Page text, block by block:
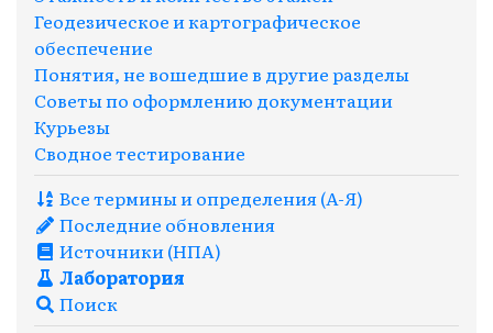
Геодезическое и картографическое
обеспечение
Понятия, не вошедшие в другие разделы
Советы по оформлению документации
Курьезы
Сводное тестирование
Все термины и определения (A-Я)
Последние обновления
Источники (НПА)
Лаборатория
Поиск